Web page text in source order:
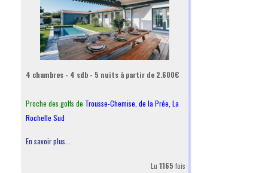
4 chambres - 4 sdb - 5 nuits à partir de 2.600€
Proche des golfs de Trousse-Chemise de la Prée La
Rochelle Sud
En savoir plus...
Lu 1165 fois